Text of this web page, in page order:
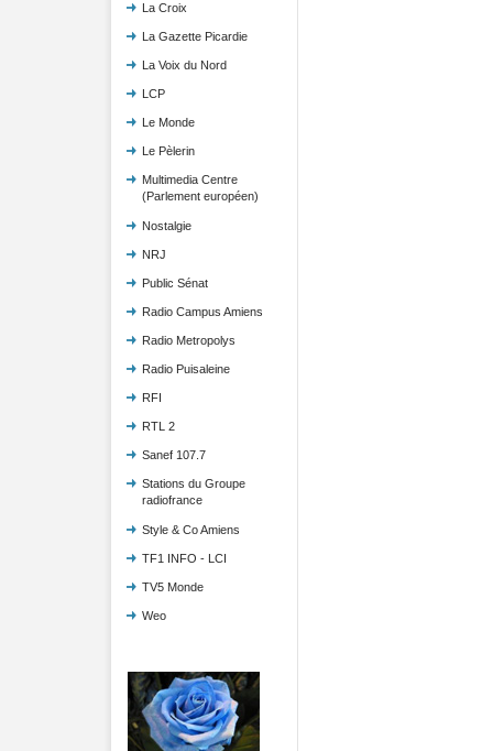
La Croix
La Gazette Picardie
La Voix du Nord
LCP
Le Monde
Le Pèlerin
Multimedia Centre
(Parlement européen)
Nostalgie
NRJ
Public Sénat
Radio Campus Amiens
Radio Metropolys
Radio Puisaleine
RFI
RTL 2
Sanef 107.7
Stations du Groupe
radiofrance
Style & Co Amiens
TF1 INFO - LCI
TV5 Monde
Weo